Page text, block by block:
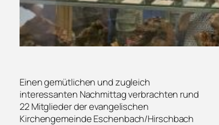
Einen gemütlichen und zugleich
interessanten Nachmittag verbrachten rund
22 Mitglieder der evangelischen
Kirchengemeinde Eschenbach/Hirschbach